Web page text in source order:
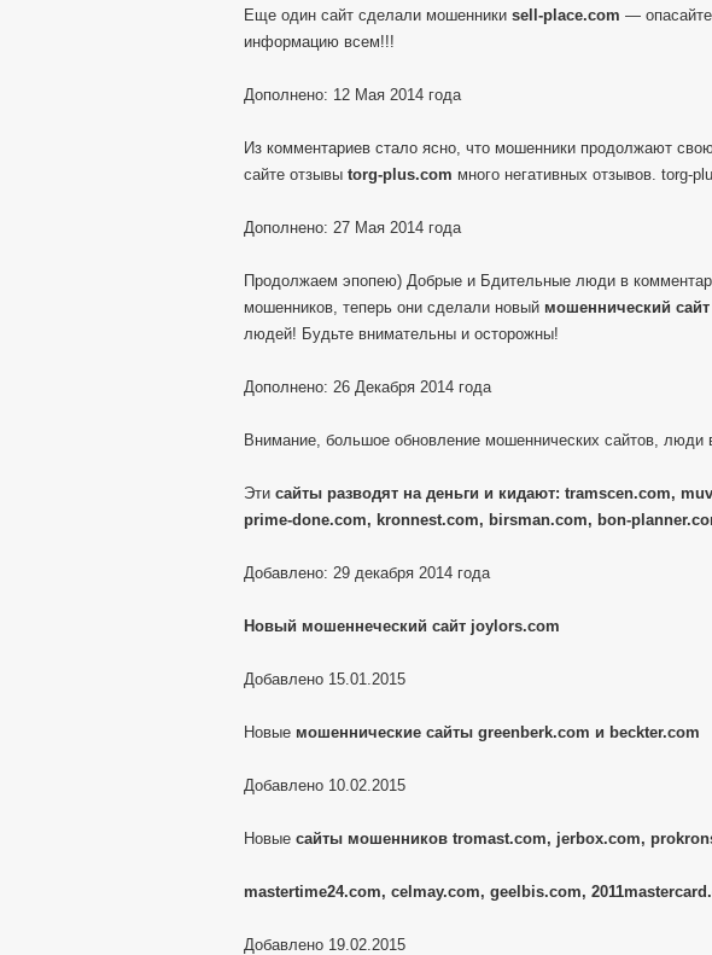
Еще один сайт сделали мошенники sell-place.com —
информацию всем!!!
Дополнено: 12 Мая 2014 года
Из комментариев стало ясно, что мошенники продолжают
сайте отзывы torg-plus.com много негативных отзывов. torg-
Дополнено: 27 Мая 2014 года
Продолжаем эпопею) Добрые и Бдительные люди в
мошенников, теперь они сделали новый мошеннический сайт
людей! Будьте внимательны и осторожны!
Дополнено: 26 Декабря 2014 года
Внимание, большое обновление мошеннических сайтов, люди
Эти сайты разводят на деньги и кидают: tramscen.com,
prime-done.com, kronnest.com, birsman.com, bon-
Добавлено: 29 декабря 2014 года
Новый мошеннеческий сайт joylors.com
Добавлено 15.01.2015
Новые мошеннические сайты greenberk.com и beckter.com
Добавлено 10.02.2015
Новые сайты мошенников tromast.com, jerbox.com,
mastertime24.com, celmay.com, geelbis.com,
Добавлено 19.02.2015